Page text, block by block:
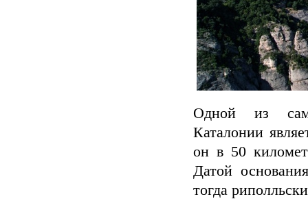
Одной из
Каталонии
он в 50
Датой
тогда